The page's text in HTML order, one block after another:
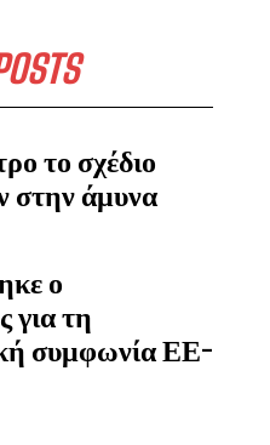
το σχέδιο
στην άμυνα
ο
για τη
συμφωνία ΕΕ-